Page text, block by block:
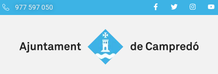
977 597 050